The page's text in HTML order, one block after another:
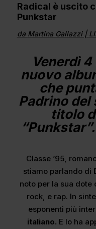
Radical è uscito
Punkstar
da Martina Gallazzi|
Venerdì
nuovo
che
Padrino del
titolo
Classe ’95,
stiamo parlando di
noto per la sua
rock, e rap. In
esponenti più
italiano. E lo ha